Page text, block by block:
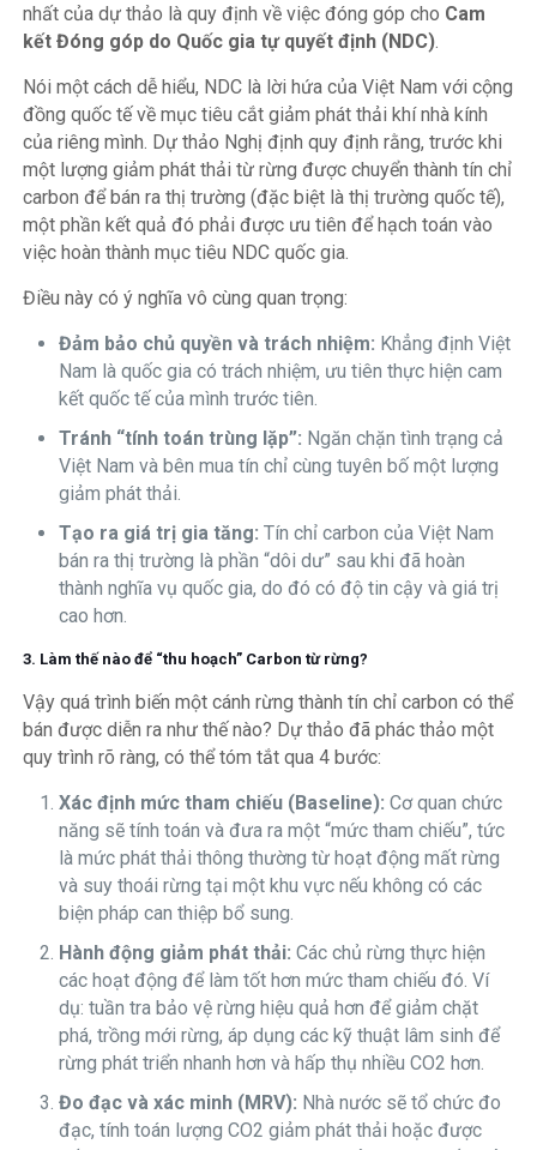
nhất của dự thảo là quy định về việc đóng góp cho Cam
kết Đóng góp do Quốc gia tự quyết định (NDC).
Nói một cách dễ hiểu, NDC là lời hứa của Việt Nam với cộng
đồng quốc tế về mục tiêu cắt giảm phát thải khí nhà kính
của riêng mình. Dự thảo Nghị định quy định rằng, trước khi
một lượng giảm phát thải từ rừng được chuyển thành tín chỉ
carbon để bán ra thị trường (đặc biệt là thị trường quốc tế),
một phần kết quả đó phải được ưu tiên để hạch toán vào
việc hoàn thành mục tiêu NDC quốc gia.
Điều này có ý nghĩa vô cùng quan trọng:
Đảm bảo chủ quyền và trách nhiệm: Khẳng định Việt
Nam là quốc gia có trách nhiệm, ưu tiên thực hiện cam
kết quốc tế của mình trước tiên.
Tránh “tính toán trùng lặp”: Ngăn chặn tình trạng cả
Việt Nam và bên mua tín chỉ cùng tuyên bố một lượng
giảm phát thải.
Tạo ra giá trị gia tăng: Tín chỉ carbon của Việt Nam
bán ra thị trường là phần “dôi dư” sau khi đã hoàn
thành nghĩa vụ quốc gia, do đó có độ tin cậy và giá trị
cao hơn.
3. Làm thế nào để “thu hoạch” Carbon từ rừng?
Vậy quá trình biến một cánh rừng thành tín chỉ carbon có thể
bán được diễn ra như thế nào? Dự thảo đã phác thảo một
quy trình rõ ràng, có thể tóm tắt qua 4 bước:
Xác định mức tham chiếu (Baseline): Cơ quan chức
năng sẽ tính toán và đưa ra một “mức tham chiếu”, tức
là mức phát thải thông thường từ hoạt động mất rừng
và suy thoái rừng tại một khu vực nếu không có các
biện pháp can thiệp bổ sung.
Hành động giảm phát thải: Các chủ rừng thực hiện
các hoạt động để làm tốt hơn mức tham chiếu đó. Ví
dụ: tuần tra bảo vệ rừng hiệu quả hơn để giảm chặt
phá, trồng mới rừng, áp dụng các kỹ thuật lâm sinh để
rừng phát triển nhanh hơn và hấp thụ nhiềuCO2 hơn.
Đo đạc và xác minh (MRV): Nhà nước sẽ tổ chức đo
đạc, tính toán lượngCO2 giảm phát thải hoặc được